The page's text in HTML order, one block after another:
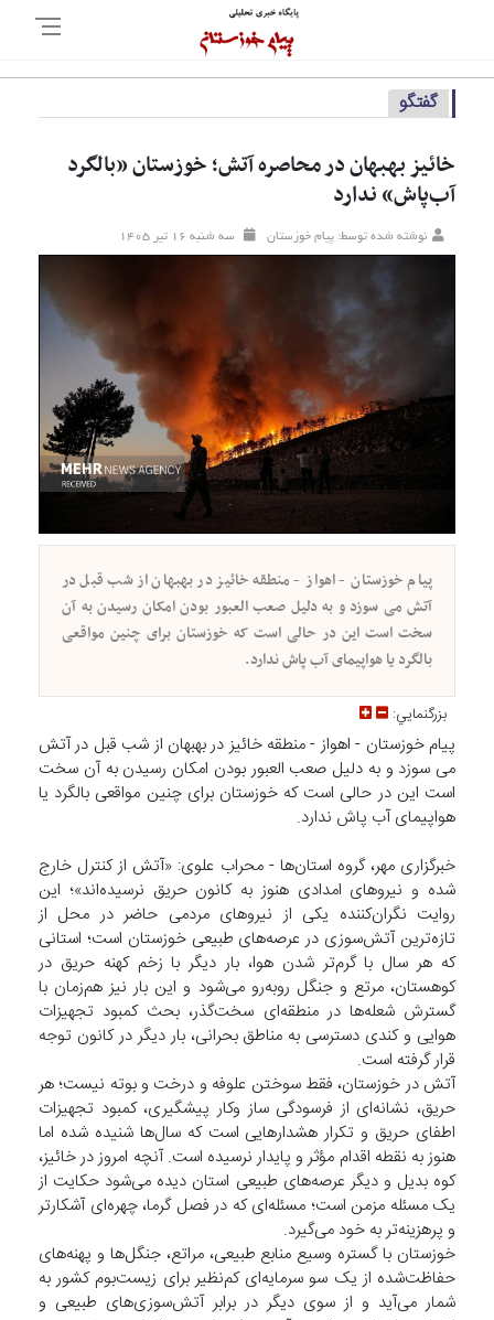
گفتگو
خائیز بهبهان در محاصره آتش؛ خوزستان «بالگرد
آب‌پاش» ندارد
نوشته شده توسط: پیام خوزستان سه شنبه ۱۶ تير ۱۴۰۵
پیام خوزستان - اهواز - منطقه خائیز در بهبهان از شب قبل در
آتش می سوزد و به دلیل صعب العبور بودن امکان رسیدن به آن
سخت است این در حالی است که خوزستان برای چنین مواقعی
بالگرد یا هواپیمای آب پاش ندارد.
بزرگنمايي:
پیام خوزستان - اهواز - منطقه خائیز در بهبهان از شب قبل در آتش
می سوزد و به دلیل صعب العبور بودن امکان رسیدن به آن سخت
است این در حالی است که خوزستان برای چنین مواقعی بالگرد یا
هواپیمای آب پاش ندارد.
خبرگزاری مهر، گروه استان‌ها - محراب علوی: «آتش از کنترل خارج
شده و نیروهای امدادی هنوز به کانون حریق نرسیده‌اند»؛ این
روایت نگران‌کننده یکی از نیروهای مردمی حاضر در محل از
تازه‌ترین آتش‌سوزی در عرصه‌های طبیعی خوزستان است؛ استانی
که هر سال با گرم‌تر شدن هوا، بار دیگر با زخم کهنه حریق در
کوهستان، مرتع و جنگل روبه‌رو می‌شود و این بار نیز هم‌زمان با
گسترش شعله‌ها در منطقه‌ای سخت‌گذر، بحث کمبود تجهیزات
هوایی و کندی دسترسی به مناطق بحرانی، بار دیگر در کانون توجه
قرار گرفته است.
آتش در خوزستان، فقط سوختن علوفه و درخت و بوته نیست؛ هر
حریق، نشانه‌ای از فرسودگی ساز وکار پیشگیری، کمبود تجهیزات
اطفای حریق و تکرار هشدارهایی است که سال‌ها شنیده شده اما
هنوز به نقطه اقدام مؤثر و پایدار نرسیده است. آنچه امروز در خائیز،
کوه بدیل و دیگر عرصه‌های طبیعی استان دیده می‌شود حکایت از
یک مسئله مزمن است؛ مسئله‌ای که در فصل گرما، چهره‌ای آشکارتر
و پرهزینه‌تر به خود می‌گیرد.
خوزستان با گستره وسیع منابع طبیعی، مراتع، جنگل‌ها و پهنه‌های
حفاظت‌شده از یک سو سرمایه‌ای کم‌نظیر برای زیست‌بوم کشور به
شمار می‌آید و از سوی دیگر در برابر آتش‌سوزی‌های طبیعی و